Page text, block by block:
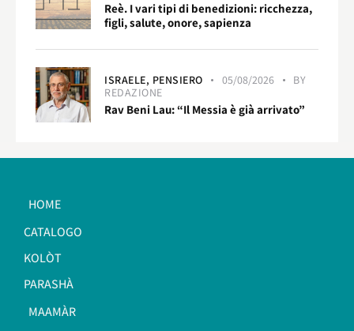
Reè. I vari tipi di benedizioni: ricchezza,
figli, salute, onore, sapienza
ISRAELE, PENSIERO 05/08/2026
BY
REDAZIONE
Rav Beni Lau: “Il Messia è già arrivato”
HOME
CATALOGO
KOLÒT
PARASHÀ
MAAMÀR